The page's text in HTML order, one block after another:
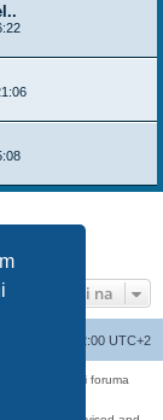
Pojdi na
so UTC+02:00 UTC+2
Administratorji foruma
d.o.o.
avtorji.